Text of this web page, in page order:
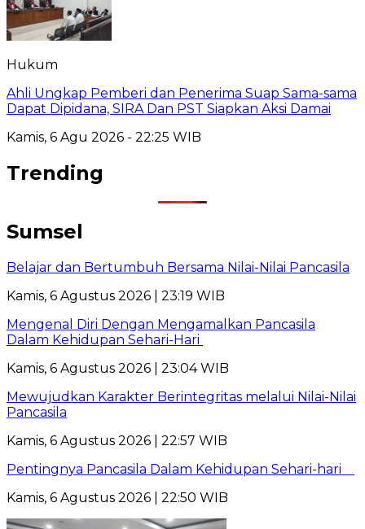
Hukum
Ahli Ungkap Pemberi dan Penerima Suap Sama-sama
Dapat Dipidana, SIRA Dan PST Siapkan Aksi Damai
Kamis, 6 Agu 2026 - 22:25 WIB
Trending
Sumsel
Belajar dan Bertumbuh Bersama Nilai-Nilai Pancasila
Kamis, 6 Agustus 2026 | 23:19 WIB
Mengenal Diri Dengan Mengamalkan Pancasila
Dalam Kehidupan Sehari-Hari
Kamis, 6 Agustus 2026 | 23:04 WIB
Mewujudkan Karakter Berintegritas melalui Nilai-Nilai
Pancasila
Kamis, 6 Agustus 2026 | 22:57 WIB
Pentingnya Pancasila Dalam Kehidupan Sehari-hari
Kamis, 6 Agustus 2026 | 22:50 WIB